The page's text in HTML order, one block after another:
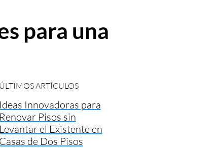
para una
ÚLTIMOS ARTÍCULOS
Ideas Innovadoras para
Renovar Pisos sin
Levantar el Existente en
Casas de Dos Pisos